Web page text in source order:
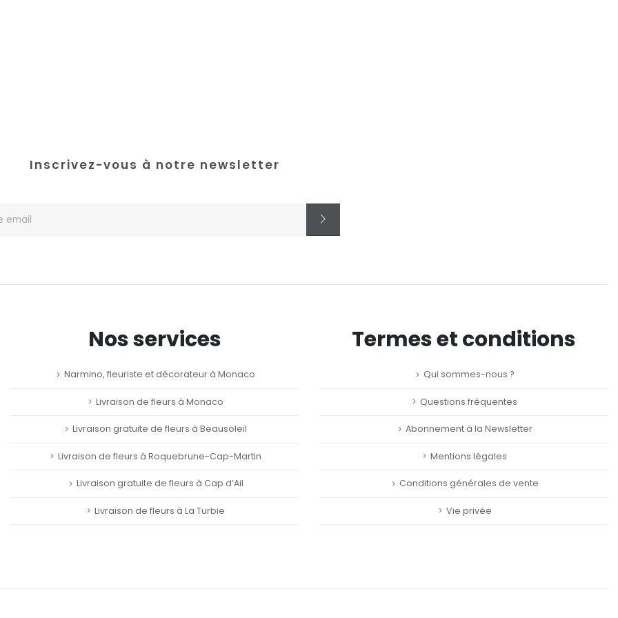
Inscrivez-vous à notre newsletter
Nos services
Narmino, fleuriste et décorateur à Monaco
Livraison de fleurs à Monaco
Livraison gratuite de fleurs à Beausoleil
Livraison de fleurs à Roquebrune-Cap-Martin
Livraison gratuite de fleurs à Cap d’Ail
Livraison de fleurs à La Turbie
Termes et conditions
Qui sommes-nous ?
Questions fréquentes
Abonnement à la Newsletter
Mentions légales
Conditions générales de vente
Vie privée